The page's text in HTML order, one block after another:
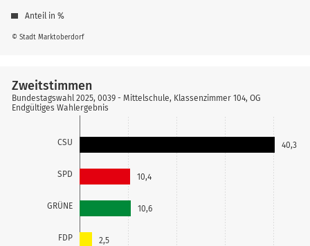
© Stadt Marktoberdorf
Anteil in %
CSU
SPD
GRÜNE
FDP
40,3
10,4
10,6
2,5
Zweitstimmen
Bundestagswahl 2025, 0039 - Mittelschule, Klassenzimmer 104, OG
Endgültiges Wahlergebnis